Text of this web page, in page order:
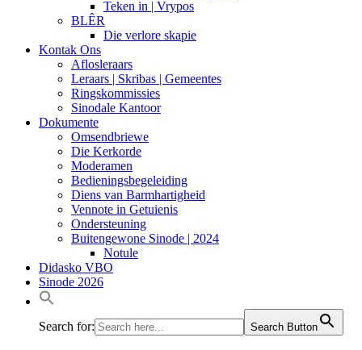
Teken in | Vrypos
BLÊR
Die verlore skapie
Kontak Ons
Aflosleraars
Leraars | Skribas | Gemeentes
Ringskommissies
Sinodale Kantoor
Dokumente
Omsendbriewe
Die Kerkorde
Moderamen
Bedieningsbegeleiding
Diens van Barmhartigheid
Vennote in Getuienis
Ondersteuning
Buitengewone Sinode | 2024
Notule
Didasko VBO
Sinode 2026
Search for: Search Button